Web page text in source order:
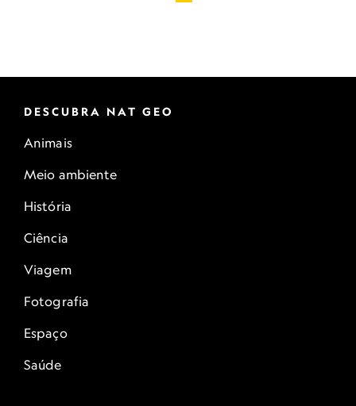
DESCUBRA NAT GEO
Animais
Meio ambiente
História
Ciência
Viagem
Fotografia
Espaço
Saúde